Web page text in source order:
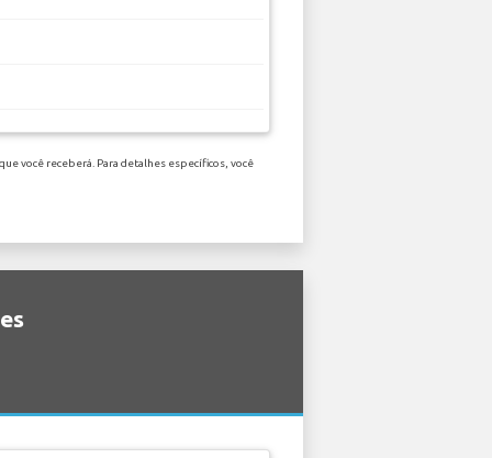
você receberá. Para detalhes específicos, você